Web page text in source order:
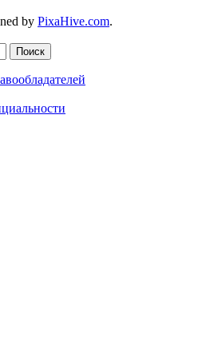
by PixaHive.com.